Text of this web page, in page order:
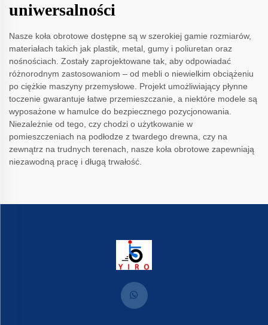
uniwersalności
Nasze koła obrotowe dostępne są w szerokiej gamie rozmiarów,
materiałach takich jak plastik, metal, gumy i poliuretan oraz
nośnościach. Zostały zaprojektowane tak, aby odpowiadać
różnorodnym zastosowaniom – od mebli o niewielkim obciążeniu
po ciężkie maszyny przemysłowe. Projekt umożliwiający płynne
toczenie gwarantuje łatwe przemieszczanie, a niektóre modele są
wyposażone w hamulce do bezpiecznego pozycjonowania.
Niezależnie od tego, czy chodzi o użytkowanie w
pomieszczeniach na podłodze z twardego drewna, czy na
zewnątrz na trudnych terenach, nasze koła obrotowe zapewniają
niezawodną pracę i długą trwałość.